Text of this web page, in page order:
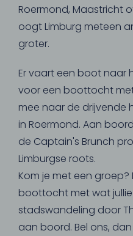
Roermond, Maastricht
oogt Limburg meteen
groter.
Er vaart een boot naar
voor een boottocht
mee naar de drijvende
in Roermond. Aan
de Captain's Brunch
Limburgse roots.
Kom je met een
boottocht met wat jullie
stadswandeling door
aan boord. Bel ons,